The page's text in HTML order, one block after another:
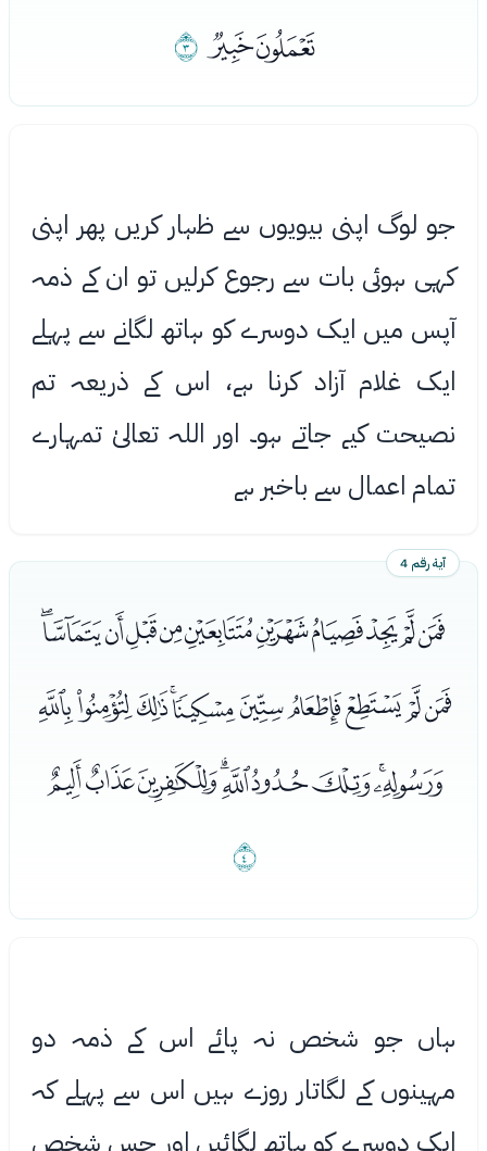
ﮕﮖﮗ
جو لوگ اپنی بیویوں سے ﻇہار کریں پھر اپنی
کہی ہوئی بات سے رجوع کرلیں تو ان کے ذمہ
آپس میں ایک دوسرے کو ہاتھ لگانے سے پہلے
ایک غلام آزاد کرنا ہے، اس کے ذریعہ تم
نصیحت کیے جاتے ہو۔ اور اللہ تعالیٰ تمہارے
تمام اعمال سے باخبر ہے
آية رقم 4
ﮘﮙﮚﮛﮜﮝﮞﮟﮠﮡﮢ
ﮣﮤﮥﮦﮧﮨﮩﮪﮫﮬ
ﮭﮮﮯﮰﮱﯓﯔﯕﯖ
ﯗ
ہاں جو شخص نہ پائے اس کے ذمہ دو
مہینوں کے لگاتار روزے ہیں اس سے پہلے کہ
ایک دوسرے کو ہاتھ لگائیں اور جس شخص